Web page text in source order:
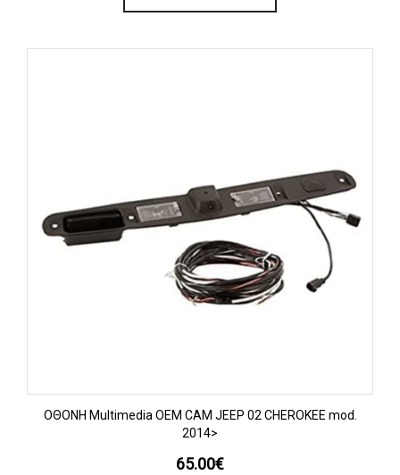
OΘΟΝΗ Multimedia OEM CAM JEEP 02 CHEROKEE mod.
2014>
65.00€